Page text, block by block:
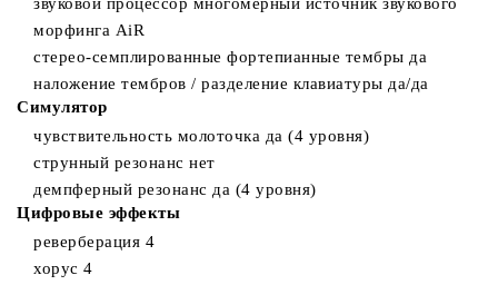
морфинга AiR
стерео-семплированные фортепианные тембры да
наложение тембров / разделение клавиатуры да/да
Симулятор
чувствительность молоточка да (4 уровня)
струнный резонанс нет
демпферный резонанс да (4 уровня)
Цифровые эффекты
реверберация 4
хорус 4